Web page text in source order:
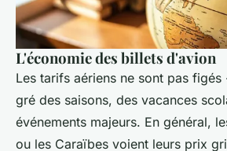
L'économie des billets d'avion
Les tarifs aériens ne sont pas figés
gré des saisons, des vacances
événements majeurs. En général,
ou les Caraïbes voient leurs prix